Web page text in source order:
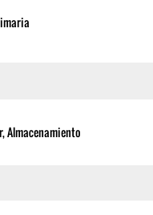
Almacenamiento